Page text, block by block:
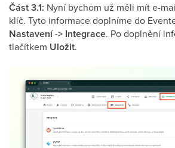
Část 3.1: Nyní bychom už měli mít e-
klíč. Tyto informace doplníme do
Nastavení -> Integrace. Po doplnění
tlačítkem Uložit.